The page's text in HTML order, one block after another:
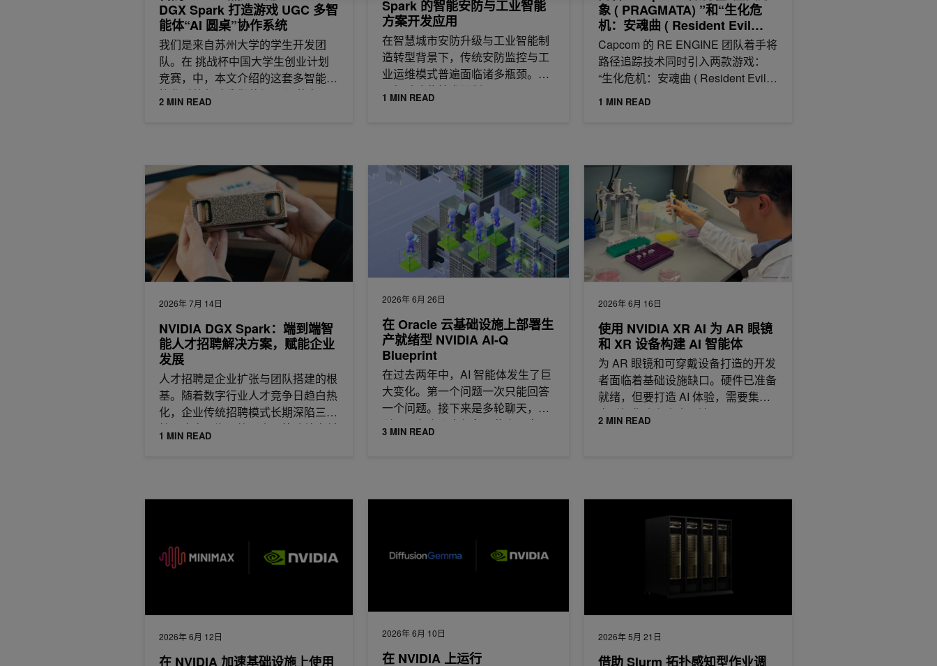
DGX Spark 打造游戏 UGC 多智
能体“AI 圆桌”协作系统
我们是来自苏州大学的学生开发团
队。在 挑战杯中国大学生创业计划
竞赛，中，本文介绍的这套多智能体
协作系统帮助我们获得了 江苏省一
2 MIN READ
Spark 的智能安防与工业智能
方案开发应用
在智慧城市安防升级与工业智能制
造转型背景下，传统安防监控与工
业运维模式普遍面临诸多瓶颈。为
了打破这些技术限制，
1 MIN READ
象 ( PRAGMATA) ”和“生化危
机：安魂曲 ( Resident Evil
Requiem) ”中将路径追踪技术引
入 RE ENGINE
Capcom 的 RE ENGINE 团队着手将
路径追踪技术同时引入两款游戏：
“生化危机：安魂曲 ( Resident Evil…
1 MIN READ
2026年 7月 14日
NVIDIA DGX Spark：端到端智
能人才招聘解决方案，赋能企业
发展
人才招聘是企业扩张与团队搭建的根
基。随着数字行业人才竞争日趋白热
化，企业传统招聘模式长期深陷三大
核心痛点：海量简历人工筛选效率低
1 MIN READ
NVIDIA DGX Spark：端到端智能人才招聘解决方案，赋能企业发展
2026年 6月 26日
在 Oracle 云基础设施上部署生
产就绪型 NVIDIA AI-Q
Blueprint
在过去两年中，AI 智能体发生了巨
大变化。第一个问题一次只能回答
一个问题。接下来是多轮聊天，模
型可以在会议中保留一些上下文。
3 MIN READ
在 Oracle 云基础设施上部署生产就绪型 NVIDIA AI-Q Blueprint
2026年 6月 16日
使用 NVIDIA XR AI 为 AR 眼镜
和 XR 设备构建 AI 智能体
为 AR 眼镜和可穿戴设备打造的开发
者面临着基础设施缺口。硬件已准备
就绪，但要打造 AI 体验，需要集成
实时摄像头和麦克风流、
2 MIN READ
使用 NVIDIA XR AI 为 AR 眼镜和 XR 设备构建 AI 智能体
2026年 6月 12日
在 NVIDIA 加速基础设施上使用
在 NVIDIA 加速基础设施上使用 MiniMax M3 部署长上下文推理和代理式工作流
2026年 6月 10日
在 NVIDIA 上运行
在 NVIDIA 上运行 DiffusionGemma，实现开发者就绪型高吞吐量文本生成
2026年 5月 21日
借助 Slurm 拓扑感知型作业调
借助 Slurm 拓扑感知型作业调度功能，在 NVIDIA GB200 NVL72 上实现百